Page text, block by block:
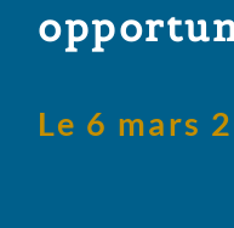
Le 6 mars